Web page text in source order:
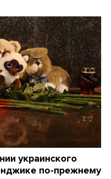
украинского
по-прежнему